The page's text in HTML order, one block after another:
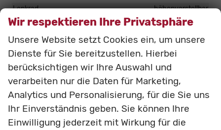
Lenkrad
höhenverstellbar
Infotainment & Kommunikation
Audioanlage
Radiovorbereitung
Außentemperaturanzeige
Bordcomputer
vorhanden
Sicherheit & Assistenz
Airbags
Wir respektieren Ihre Privatsphäre
Unsere Website setzt Cookies ein, um unsere
Dienste für Sie bereitzustellen. Hierbei
berücksichtigen wir Ihre Auswahl und
verarbeiten nur die Daten für Marketing,
Analytics und Personalisierung, für die Sie uns
Ihr Einverständnis geben. Sie können Ihre
Einwilligung jederzeit mit Wirkung für die